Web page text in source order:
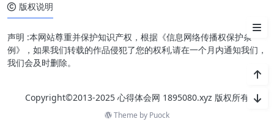
版权说明
声明 :本网站尊重并保护知识产权，根据《信息网络传播权保护条
例》，如果我们转载的作品侵犯了您的权利,请在一个月内通知我们，
我们会及时删除。
Copyright©2013-2025 心得体会网 1895080.xyz 版权所有
Theme by Puock